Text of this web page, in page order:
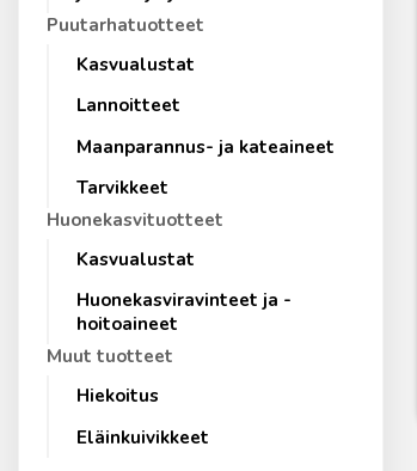
Puutarhatuotteet
Kasvualustat
Lannoitteet
Maanparannus- ja kateaineet
Tarvikkeet
Huonekasvituotteet
Kasvualustat
Huonekasviravinteet ja -
hoitoaineet
Muut tuotteet
Hiekoitus
Eläinkuivikkeet